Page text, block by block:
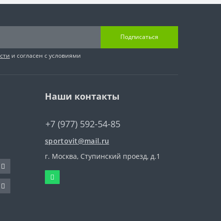
Подписаться
и согласен с условиями
Наши контакты
+7 (977) 592-54-85
sportovit@mail.ru
г. Москва, Ступинский проезд, д.1